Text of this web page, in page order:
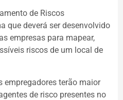
de Riscos
que deverá ser desenvolvido
empresas para mapear,
riscos de um local de
empregadores terão maior
de risco presentes no